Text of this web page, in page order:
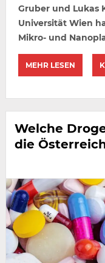
Gruber und Lukas
Universität Wien
Mikro- und
MEHR LESEN
Welche
die